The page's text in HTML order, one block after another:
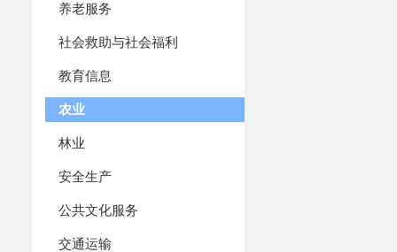
养老服务
社会救助与社会福利
教育信息
农业
林业
安全生产
公共文化服务
交通运输